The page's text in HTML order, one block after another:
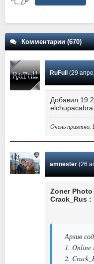
Комментарии (670)
RuFull (29 апреля
Добавил
elchupacabra
Очень приятно,
amnester(26
Zoner Photo
Crack_Rus :
Архив
1. Online
2.